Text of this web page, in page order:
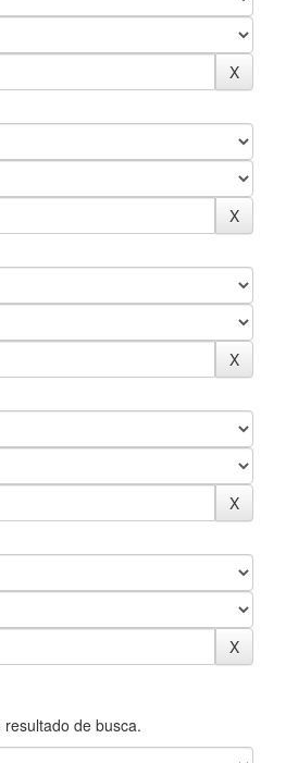
de busca.